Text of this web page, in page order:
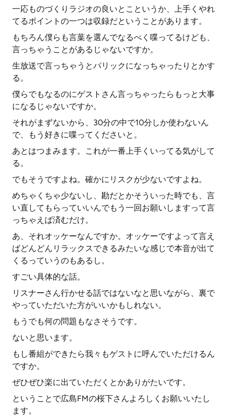
一応ものづくりラジオの良いとこというか、上手くやれ
てるポイントの一つは収録だということがあります。
もちろん僕らも言葉を選んでなるべく喋ってるけども、
言っちゃうことがあるじゃないですか。
生放送で言っちゃうとパリックになっちゃったりとかす
る。
僕らでもなるのにゲストさん言っちゃったらもっと大事
になるじゃないですか。
それがまずないから、30分の中で10分しか使わないん
で、もう好きに喋ってくださいと。
あとはつまみます。これが一番上手くいってる気がして
る。
でもそうですよね。確かにリスクが少ないですよね。
めちゃくちゃ少ないし、勘だとかそういった時でも、言
い直してもらっていいんでもう一回お願いしますって言
っちゃえば済むだけ。
あ、それオッケーなんですか。オッケーですよって言え
ばどんどんリラックスできるみたいな感じで本音が出て
くるっていうのもあるし。
すごい具体的な話。
リスナーさん行かせる話ではないなと思いながら、裏で
やっていただいた方がいいかもしれない。
もうでも何の問題もなさそうです。
ないと思います。
もし番組ができたら我々もゲストに呼んでいただけるん
ですか。
ぜひぜひ楽に出ていただくとかありがたいです。
ということで広島FMの桜下さんよろしくお願いいたし
ます。